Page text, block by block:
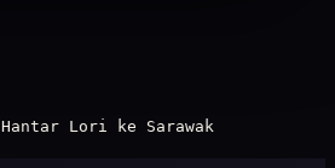
Hantar Lori ke Sarawak